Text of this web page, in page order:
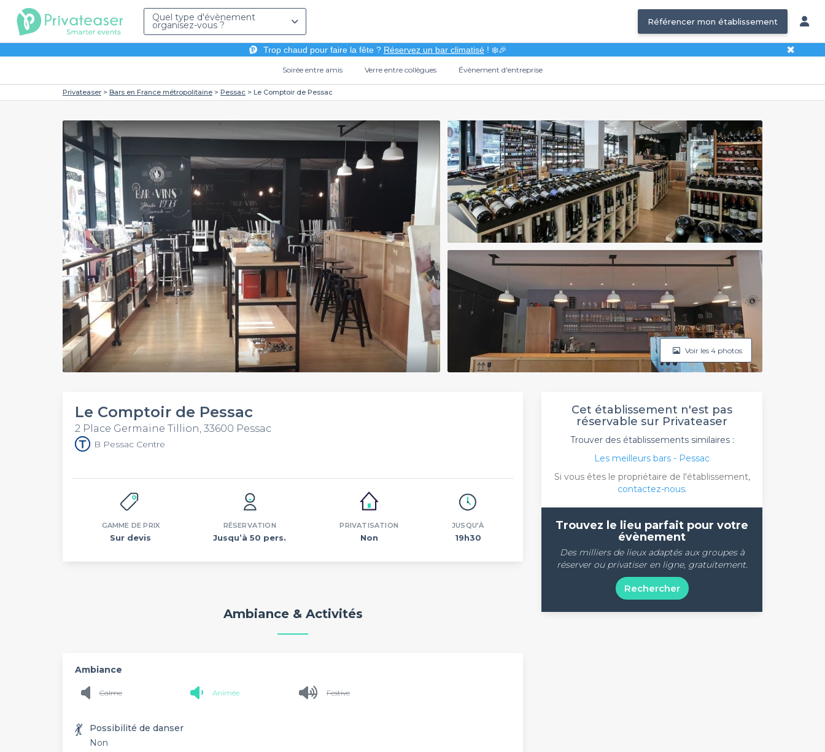
Quel type d'évènement
organisez-vous ? Référencer mon établissement
Trop chaud pour faire la fête ? Réservez un bar climatisé! ❄️🎉 ✖
Soirée entre amis Verre entre collègues Évènement d'entreprise
Privateaser Bars en France métropolitaine Pessac Le Comptoir de Pessac
Voir les 4 photos
Le Comptoir de Pessac
2 Place Germaine Tillion, 33600 Pessac
B Pessac Centre
GAMME DE PRIX
Sur devis
RÉSERVATION
Jusqu’à 50 pers.
PRIVATISATION
Non
JUSQU'À
19h30
Ambiance & Activités
Ambiance
Calme Animée Festive
💃
Possibilité de danser
Non
Cet établissement n'est pas
réservable sur Privateaser
Trouver des établissements similaires :
Les meilleurs bars - Pessac
Si vous êtes le propriétaire de l'établissement,
contactez-nous.
Trouvez le lieu parfait pour votre
évènement
Des milliers de lieux adaptés aux groupes à
réserver ou privatiser en ligne, gratuitement.
Rechercher